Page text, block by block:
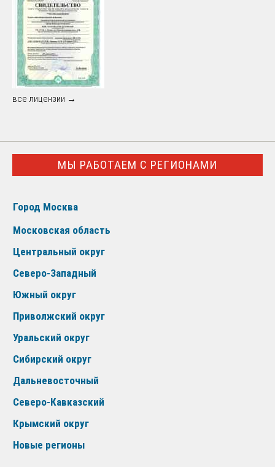
все лицензии →
МЫ РАБОТАЕМ С РЕГИОНАМИ
Город Москва
Московская область
Центральный округ
Северо-Западный
Южный округ
Приволжский округ
Уральский округ
Сибирский округ
Дальневосточный
Северо-Кавказский
Крымский округ
Новые регионы